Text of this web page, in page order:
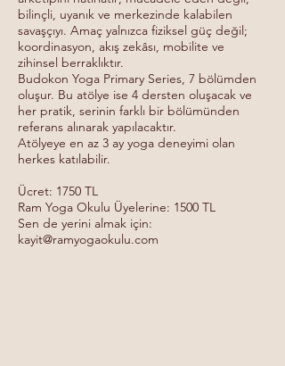
bilinçli, uyanık ve merkezinde kalabilen
savaşçıyı. Amaç yalnızca fiziksel güç değil;
koordinasyon, akış zekâsı, mobilite ve
zihinsel berraklıktır.
Budokon Yoga Primary Series, 7 bölümden
oluşur. Bu atölye ise 4 dersten oluşacak ve
her pratik, serinin farklı bir bölümünden
referans alınarak yapılacaktır.
Atölyeye en az 3 ay yoga deneyimi olan
herkes katılabilir.
Ücret: 1750 TL
Ram Yoga Okulu Üyelerine: 1500 TL
Sen de yerini almak için:
kayit@ramyogaokulu.com